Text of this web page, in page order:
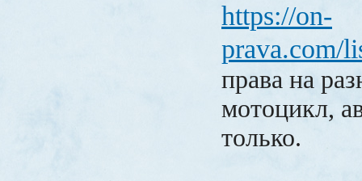
https://on-
prava.com/
права на
мотоцикл,
только.